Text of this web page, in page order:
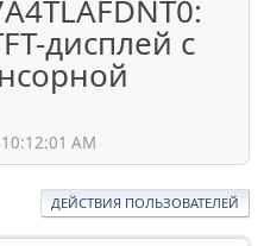
дисплей с
AM
ДЕЙСТВИЯ ПОЛЬЗОВАТЕЛЕЙ